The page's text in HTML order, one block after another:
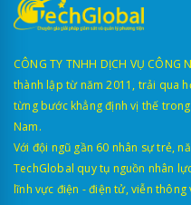
CÔNG TY TNHH DỊCH VỤ CÔNG
thành lập từ năm 2011, trải qua
từng bước khẳng định vị thế
Nam.
Với đội ngũ gần 60 nhân sự trẻ,
TechGlobal quy tụ nguồn nhân
lĩnh vực điện - điện tử, viễn